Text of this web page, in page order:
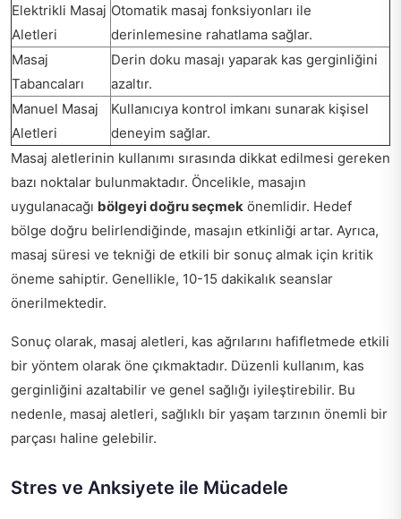
Elektrikli Masaj
Aletleri
Otomatik masaj fonksiyonları ile
derinlemesine rahatlama sağlar.
Masaj
Tabancaları
Derin doku masajı yaparak kas gerginliğini
azaltır.
Manuel Masaj
Aletleri
Kullanıcıya kontrol imkanı sunarak kişisel
deneyim sağlar.
Masaj aletlerinin kullanımı sırasında dikkat edilmesi gereken
bazı noktalar bulunmaktadır. Öncelikle, masajın
uygulanacağı bölgeyi doğru seçmek önemlidir. Hedef
bölge doğru belirlendiğinde, masajın etkinliği artar. Ayrıca,
masaj süresi ve tekniği de etkili bir sonuç almak için kritik
öneme sahiptir. Genellikle, 10-15 dakikalık seanslar
önerilmektedir.
Sonuç olarak, masaj aletleri, kas ağrılarını hafifletmede etkili
bir yöntem olarak öne çıkmaktadır. Düzenli kullanım, kas
gerginliğini azaltabilir ve genel sağlığı iyileştirebilir. Bu
nedenle, masaj aletleri, sağlıklı bir yaşam tarzının önemli bir
parçası haline gelebilir.
Stres ve Anksiyete ile Mücadele